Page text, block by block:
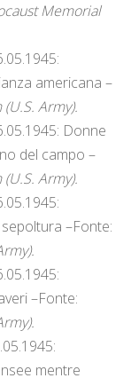
Memorial
americana –
Army).
Donne
del campo –
Army).
–Fonte:
–Fonte:
mentre